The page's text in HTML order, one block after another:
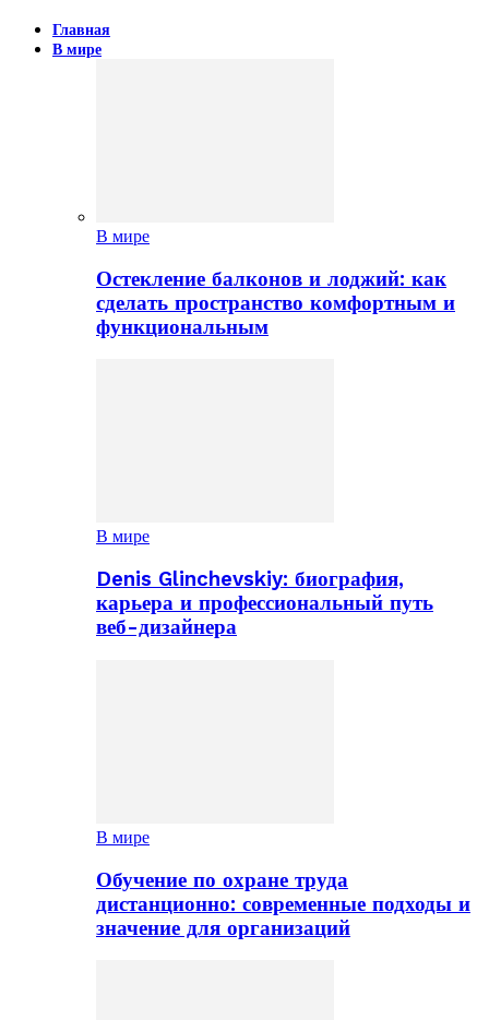
Главная
В мире
В мире
Остекление балконов и лоджий: как
сделать пространство комфортным и
функциональным
В мире
Denis Glinchevskiy: биография,
карьера и профессиональный путь
веб-дизайнера
В мире
Обучение по охране труда
дистанционно: современные подходы и
значение для организаций